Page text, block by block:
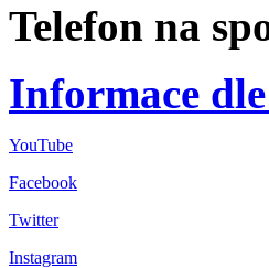
Telefon na
Informace
YouTube
Facebook
Twitter
Instagram